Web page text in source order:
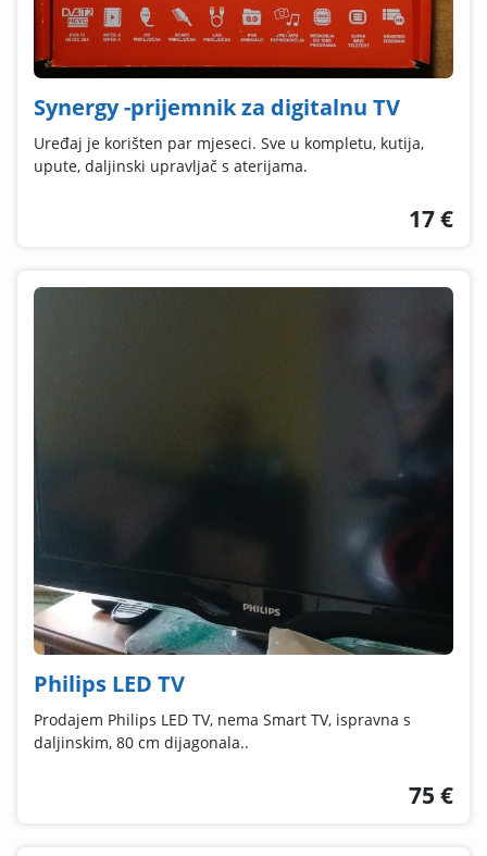
Synergy -prijemnik za digitalnu TV
Uređaj je korišten par mjeseci. Sve u kompletu, kutija,
upute, daljinski upravljač s aterijama.
17 €
Philips LED TV
Prodajem Philips LED TV, nema Smart TV, ispravna s
daljinskim, 80 cm dijagonala..
75 €